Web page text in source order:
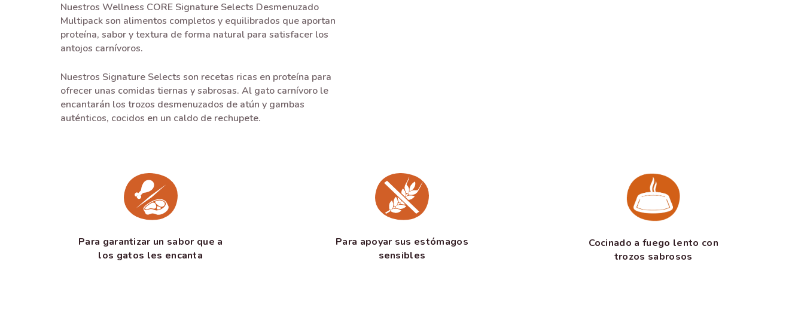
Nuestros Wellness CORE Signature Selects Desmenuzado
Multipack son alimentos completos y equilibrados que aportan
proteína, sabor y textura de forma natural para satisfacer los
antojos carnívoros.
Nuestros Signature Selects son recetas ricas en proteína para
ofrecer unas comidas tiernas y sabrosas. Al gato carnívoro le
encantarán los trozos desmenuzados de atún y gambas
auténticos, cocidos en un caldo de rechupete.
Para garantizar un sabor que a
los gatos les encanta
Para apoyar sus estómagos
sensibles
Cocinado a fuego lento con
trozos sabrosos